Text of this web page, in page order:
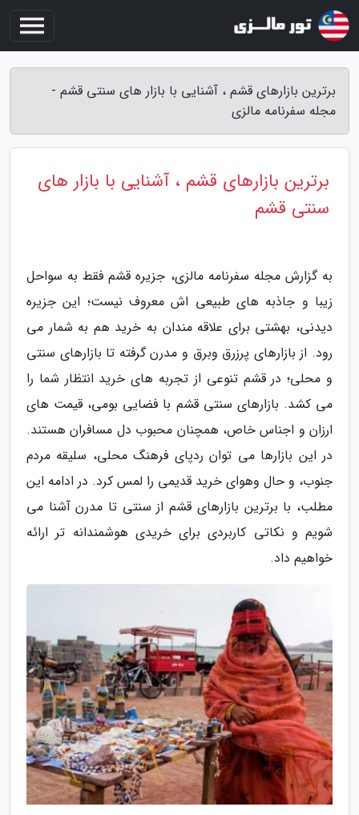
برترین بازارهای قشم ، آشنایی با بازار های سنتی قشم -
مجله سفرنامه مالزی
برترین بازارهای قشم ، آشنایی با بازار های
سنتی قشم
به گزارش مجله سفرنامه مالزی، جزیره قشم فقط به سواحل
زیبا و جاذبه های طبیعی اش معروف نیست؛ این جزیره
دیدنی، بهشتی برای علاقه مندان به خرید هم به شمار می
رود. از بازارهای پرزرق وبرق و مدرن گرفته تا بازارهای سنتی
و محلی؛ در قشم تنوعی از تجربه های خرید انتظار شما را
می کشد. بازارهای سنتی قشم با فضایی بومی، قیمت های
ارزان و اجناس خاص، همچنان محبوب دل مسافران هستند.
در این بازارها می توان ردپای فرهنگ محلی، سلیقه مردم
جنوب، و حال وهوای خرید قدیمی را لمس کرد. در ادامه این
مطلب، با برترین بازارهای قشم از سنتی تا مدرن آشنا می
شویم و نکاتی کاربردی برای خریدی هوشمندانه تر ارائه
خواهیم داد.